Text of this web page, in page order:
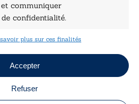
communiquer
confidentialité.
plus sur ces finalités
Accepter
Refuser
de vente
Lys Bleu Éditions tous droits